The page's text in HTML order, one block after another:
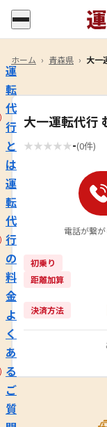
運
転
代
行
と
は
運
転
代
行
の
料
金
よ
く
あ
る
ご
質
ホーム › 青森県 › 大一
大一運転代行
★★★★★-(0件)
電話が繋
初乗り
距離加算
決済方法